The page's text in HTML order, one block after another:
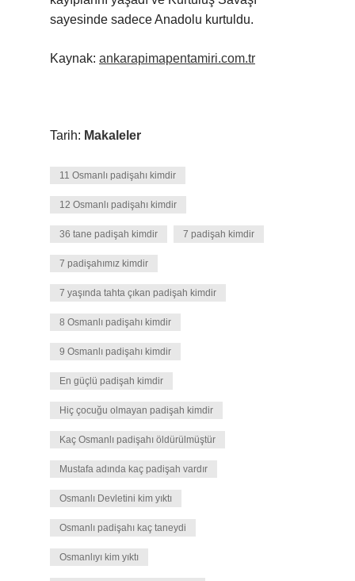
sayesinde sadece Anadolu kurtuldu.
Kaynak: ankarapimapentamiri.com.tr
Tarih: Makaleler
11 Osmanlı padişahı kimdir
12 Osmanlı padişahı kimdir
36 tane padişah kimdir 7 padişah kimdir
7 padişahımız kimdir
7 yaşında tahta çıkan padişah kimdir
8 Osmanlı padişahı kimdir
9 Osmanlı padişahı kimdir
En güçlü padişah kimdir
Hiç çocuğu olmayan padişah kimdir
Kaç Osmanlı padişahı öldürülmüştür
Mustafa adında kaç padişah vardır
Osmanlı Devletini kim yıktı
Osmanlı padişahı kaç taneydi
Osmanlıyı kim yıktı